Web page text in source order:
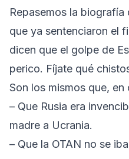
Repasemos la
que ya sentenciaron el
dicen que el golpe de
perico. Fíjate qué
Son los mismos que,
– Que Rusia era
madre a Ucrania.
– Que la OTAN no se